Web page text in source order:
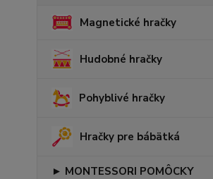
Magnetické hračky
Hudobné hračky
Pohyblivé hračky
Hračky pre bábätká
► MONTESSORI POMÔCKY